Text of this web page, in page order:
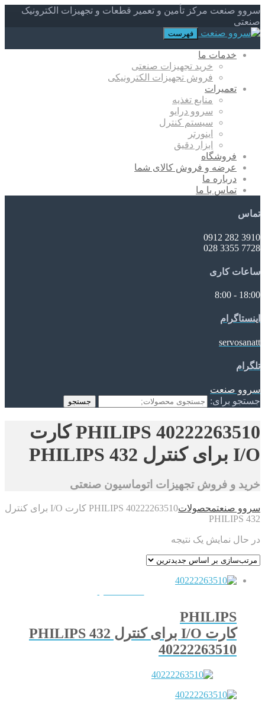
سروو صنعت مرکز تأمین و تعمیر قطعات و تجهیزات الکترونیک
صنعتی
فهرست
خدمات ما
خرید تجهیزات صنعتی
فروش تجهیزات الکترونیکی
تعمیرات
منابع تغذیه
سروو درایو
سیستم کنترل
اینورتر
ابزار دقیق
فروشگاه
عرضه و فروش کالای شما
درباره ما
تماس با ما
تماس
3910 282 0912
7728 3355 028
ساعات کاری
18:00 - 8:00
اینستاگرام
servosanatt
تلگرام
سروو صنعت
جستجو برای:
جستجو
40222263510 PHILIPS کارت
I/O برای کنترل PHILIPS 432
خرید و فروش تجهیزات اتوماسیون صنعتی
سروو صنعتمحصولات
40222263510 PHILIPS کارت I/O برای کنترل
PHILIPS 432
در حال نمایش یک نتیجه
PHILIPS
کارت I/O برای کنترل PHILIPS 432
40222263510